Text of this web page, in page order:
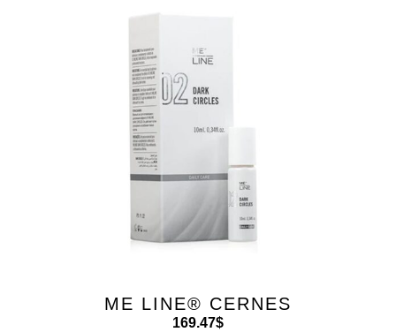
ME LINE® CERNES
169.47$